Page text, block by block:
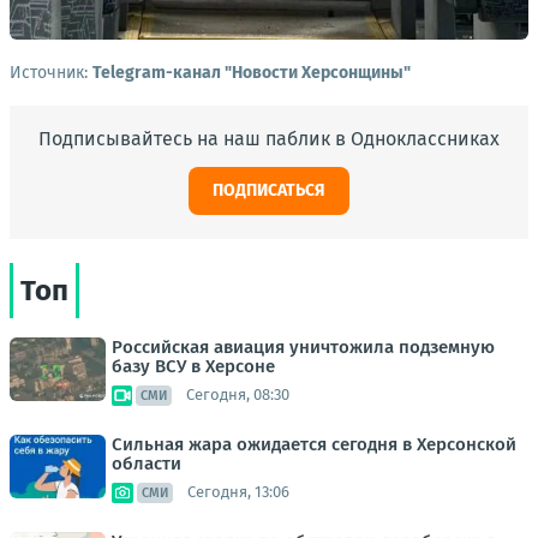
Источник: Telegram-канал "Новости Херсонщины"
Подписывайтесь на наш паблик в Одноклассниках
ПОДПИСАТЬСЯ
Топ
Российская авиация уничтожила подземную
базу ВСУ в Херсоне
СМИ Сегодня, 08:30
Сильная жара ожидается сегодня в Херсонской
области
СМИ Сегодня, 13:06